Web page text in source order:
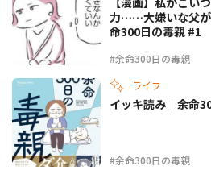
#余命300日の毒親
力……大嫌いな父が
命300日の毒親 #1
ライフ
#余命300日の毒親
イッキ読み｜余命